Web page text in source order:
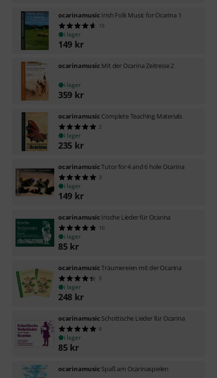
ocarinamusic Irish Folk Music for Ocarina 1
15
i lager
149 kr
ocarinamusic Mit der Ocarina Zeitreise 2
i lager
359 kr
ocarinamusic Complete Teaching Materials
2
i lager
235 kr
ocarinamusicTutor for 4 and 6 hole Ocarina
3
i lager
149 kr
ocarinamusic Irische Lieder für Ocarina
10
i lager
85 kr
ocarinamusicTräumereien mit der Ocarina
5
i lager
248 kr
ocarinamusic Schottische Lieder für Ocarina
6
i lager
85 kr
ocarinamusic Spaß am Ocarinaspielen